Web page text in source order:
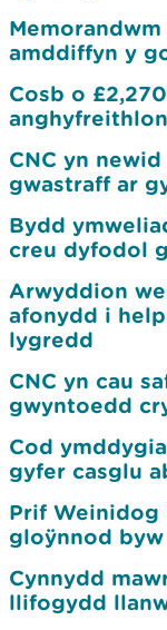
amddiffyn y
Cosb o
anghyfreithlon
CNC yn
gwastraff ar
Bydd
creu dyfodol
Arwyddion
afonydd i
lygredd
CNC yn cau
gwyntoedd
Cod
gyfer casglu
Prif Weinidog
gloÿnnod
Cynnydd
llifogydd